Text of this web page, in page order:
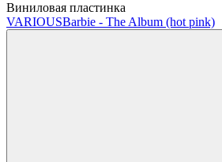
Виниловая пластинка
VARIOUSBarbie - The Album (hot pink)